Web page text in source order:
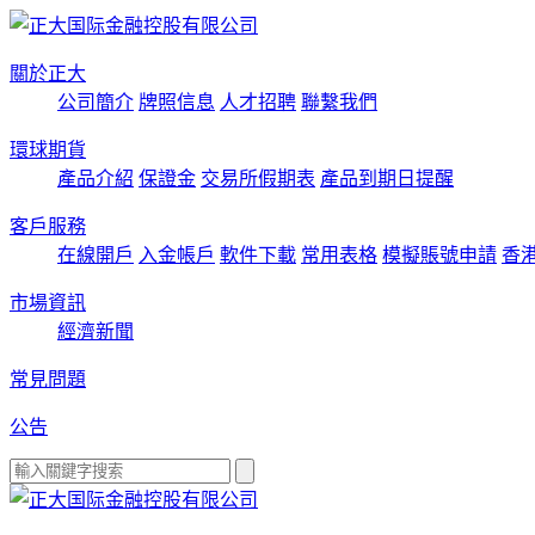
關於正大
公司簡介 牌照信息 人才招聘 聯繫我們
環球期貨
產品介紹 保證金 交易所假期表 產品到期日提醒
客戶服務
在線開戶 入金帳戶 軟件下載 常用表格 模擬賬號申請 香
市場資訊
經濟新聞
常見問題
公告